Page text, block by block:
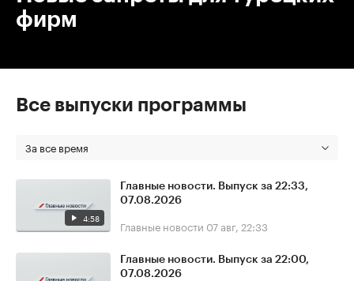
фирм
Все выпуски программы
За все время
4:58
Главные новости. Выпуск за 22:33,
07.08.2026
Главные новости 07 авг, 22:33
Главные новости. Выпуск за 22:00,
07.08.2026